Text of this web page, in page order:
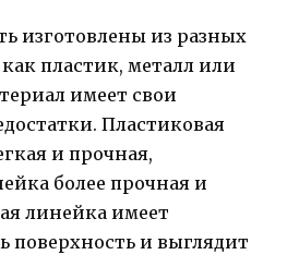
изготовлены из разных
пластик, металл или
имеет свои
Пластиковая
и прочная,
более прочная и
линейка имеет
поверхность и выглядит